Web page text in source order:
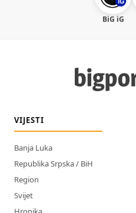
BiG iG
VIJESTI
Banja Luka
Republika Srpska / BiH
Region
Svijet